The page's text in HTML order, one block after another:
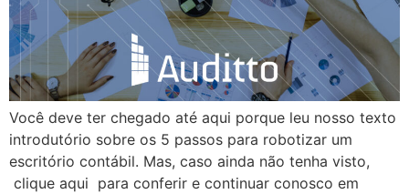
Você deve ter chegado até aqui porque leu nosso texto
introdutório sobre os 5 passos para robotizar um
escritório contábil. Mas, caso ainda não tenha visto,
clique aqui para conferir e continuar conosco em